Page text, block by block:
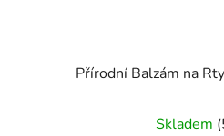
Přírodní Balzám na
Skladem